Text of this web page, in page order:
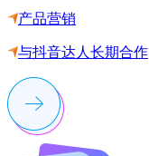
产品营销
与抖音达人长期合作